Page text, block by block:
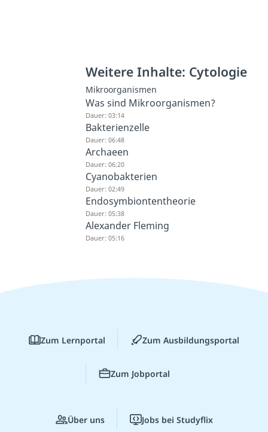
Weitere Inhalte: Cytologie
Mikroorganismen
Was sind Mikroorganismen?
Dauer: 03:14
Bakterienzelle
Dauer: 06:48
Archaeen
Dauer: 06:20
Cyanobakterien
Dauer: 02:49
Endosymbiontentheorie
Dauer: 05:38
Alexander Fleming
Dauer: 05:16
Zum Lernportal Zum Ausbildungsportal
Zum Jobportal
Über uns Jobs bei Studyflix